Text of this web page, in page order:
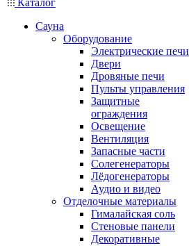
Каталог
Сауна
Оборудование
Электрические печи
Двери
Дровяные печи
Пульты управления
Защитные
ограждения
Освещение
Вентиляция
Запасные части
Солегенераторы
Лёдогенераторы
Аудио и видео
Отделочные материалы
Гималайская соль
Стеновые панели
Декоративные